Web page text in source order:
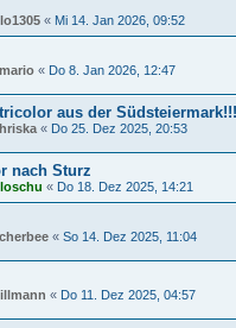
« Mi 14. Jan 2026, 09:52
« Do 8. Jan 2026, 12:47
aus der Südsteiermark!!!
« Do 25. Dez 2025, 20:53
nach Sturz
« Do 18. Dez 2025, 14:21
« So 14. Dez 2025, 11:04
« Do 11. Dez 2025, 04:57